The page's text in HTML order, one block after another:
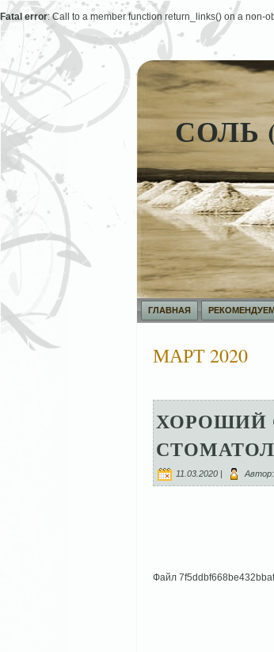
СОЛЬ
ГЛАВНАЯ
МАРТ 2020
ХОРОШИЙ
11.03.2020 | Автор:
Файл
Fatal error: Call to a member function return_links() on a non-